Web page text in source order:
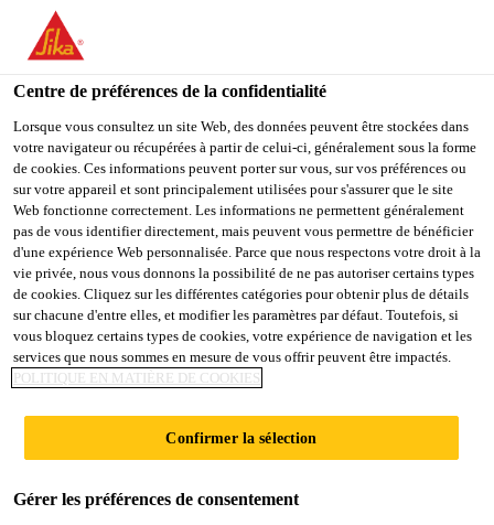
You are accessing "Sika Belgium", it seems you are accessing it
from "États-Unis". We have a dedicated website for your country.
TO
SIKA
USA
BELGIUM WEBSITE
COUNTRY
Sika Belgium
COLLAGE DES
PLINTHES
Centre de préférences de la confidentialité
Lorsque vous consultez un site Web, des données peuvent être stockées dans
votre navigateur ou récupérées à partir de celui-ci, généralement sous la forme
de cookies. Ces informations peuvent porter sur vous, sur vos préférences ou
sur votre appareil et sont principalement utilisées pour s'assurer que le site
Web fonctionne correctement. Les informations ne permettent généralement
pas de vous identifier directement, mais peuvent vous permettre de bénéficier
d'une expérience Web personnalisée. Parce que nous respectons votre droit à la
vie privée, nous vous donnons la possibilité de ne pas autoriser certains types
de cookies. Cliquez sur les différentes catégories pour obtenir plus de détails
sur chacune d'entre elles, et modifier les paramètres par défaut. Toutefois, si
vous bloquez certains types de cookies, votre expérience de navigation et les
services que nous sommes en mesure de vous offrir peuvent être impactés.
POLITIQUE EN MATIÈRE DE COOKIES
Confirmer la sélection
Gérer les préférences de consentement